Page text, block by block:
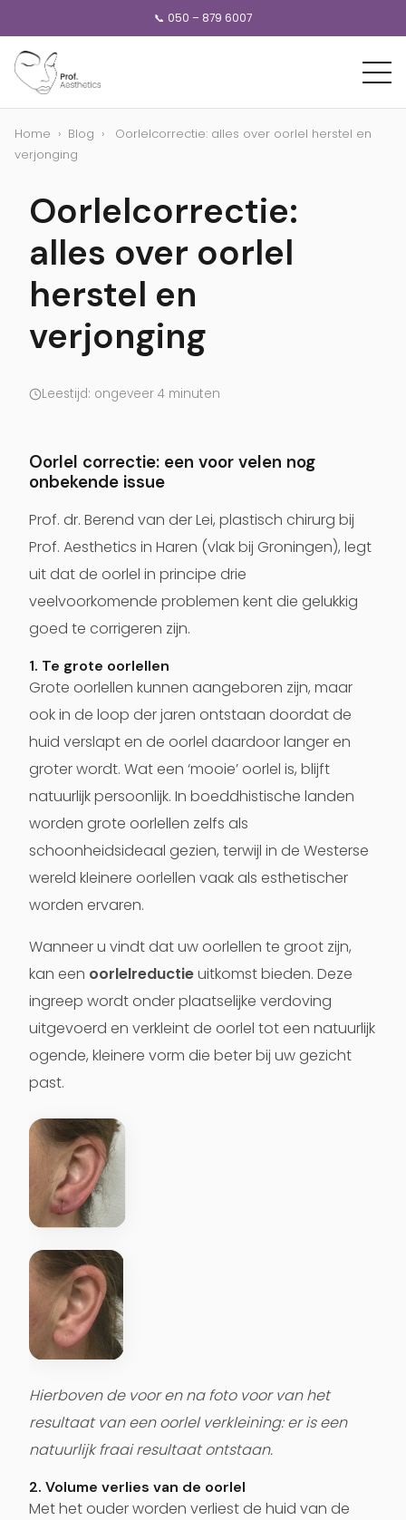
📞 050 – 879 6007
Home › Blog ›
Oorlelcorrectie: alles over oorlel herstel en
verjonging
Oorlelcorrectie:
alles over oorlel
herstel en
verjonging
Leestijd: ongeveer 4 minuten
Oorlel correctie: een voor velen nog
onbekende issue
Prof. dr. Berend van der Lei, plastisch chirurg bij
Prof. Aesthetics in Haren (vlak bij Groningen), legt
uit dat de oorlel in principe drie
veelvoorkomende problemen kent die gelukkig
goed te corrigeren zijn.
1. Te grote oorlellen
Grote oorlellen kunnen aangeboren zijn, maar
ook in de loop der jaren ontstaan doordat de
huid verslapt en de oorlel daardoor langer en
groter wordt. Wat een ‘mooie’ oorlel is, blijft
natuurlijk persoonlijk. In boeddhistische landen
worden grote oorlellen zelfs als
schoonheidsideaal gezien, terwijl in de Westerse
wereld kleinere oorlellen vaak als esthetischer
worden ervaren.
Wanneer u vindt dat uw oorlellen te groot zijn,
kan een oorlelreductieuitkomst bieden. Deze
ingreep wordt onder plaatselijke verdoving
uitgevoerd en verkleint de oorlel tot een natuurlijk
ogende, kleinere vorm die beter bij uw gezicht
past.
Hierboven de voor en na foto voor van het
resultaat van een oorlel verkleining: er is een
natuurlijk fraai resultaat ontstaan.
2. Volume verlies van de oorlel
Met het ouder worden verliest de huid van de